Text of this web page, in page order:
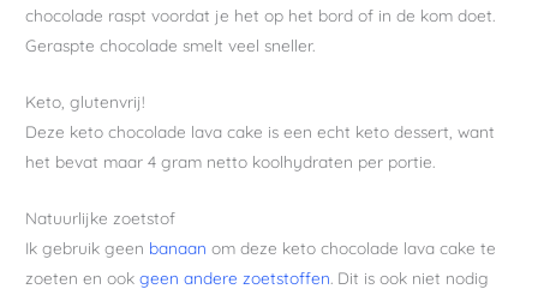
chocolade raspt voordat je het op het bord of in de kom doet.
Geraspte chocolade smelt veel sneller.
Keto, glutenvrij!
Deze keto chocolade lava cake is een echt keto dessert, want
het bevat maar 4 gram netto koolhydraten per portie.
Natuurlijke zoetstof
Ik gebruik geen banaan om deze keto chocolade lava cake te
zoeten en ookgeen andere zoetstoffen. Dit is ook niet nodig